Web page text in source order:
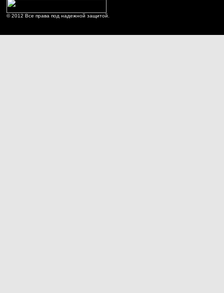
© 2012 Все права под надежной защитой.